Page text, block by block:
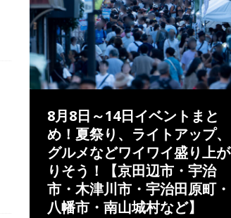
8月8日～14日イベントまと
め！夏祭り、ライトアップ、
グルメなどワイワイ盛り上が
りそう！【京田辺市・宇治
市・木津川市・宇治田原町・
八幡市・南山城村など】